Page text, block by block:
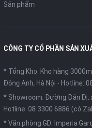
Sản phẩm
CÔNG TY CỔ PHẦN SẢN
* Tổng Kho: Kho hàng
Đông Anh, Hà Nội - Hotline:
* Showroom: Đường Đản Dị,
Hotline: 08 3300 6886 (có
* Văn phòng GD: Imperia